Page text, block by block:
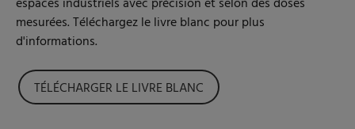
mesurées. Téléchargez le livre blanc pour plus
d'informations.
TÉLÉCHARGER LE LIVRE BLANC